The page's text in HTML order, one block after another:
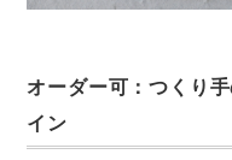
オーダー可：つくり
イン